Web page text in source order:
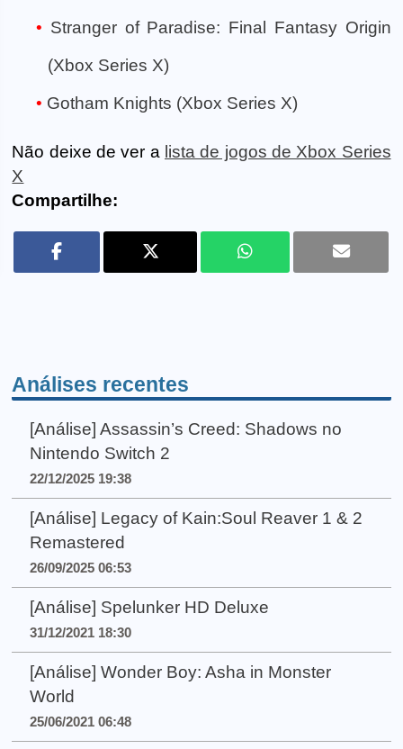
Stranger of Paradise: Final Fantasy Origin
(Xbox Series X)
Gotham Knights (Xbox Series X)
Não deixe de ver a lista de jogos de Xbox Series
X
Compartilhe:
Análises recentes
[Análise] Assassin’s Creed: Shadows no
Nintendo Switch 2
22/12/2025 19:38
[Análise] Legacy of Kain:Soul Reaver 1 & 2
Remastered
26/09/2025 06:53
[Análise] Spelunker HD Deluxe
31/12/2021 18:30
[Análise] Wonder Boy: Asha in Monster
World
25/06/2021 06:48